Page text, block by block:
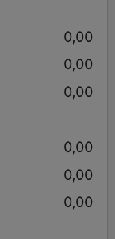
0,00
0,00
0,00
0,00
0,00
0,00